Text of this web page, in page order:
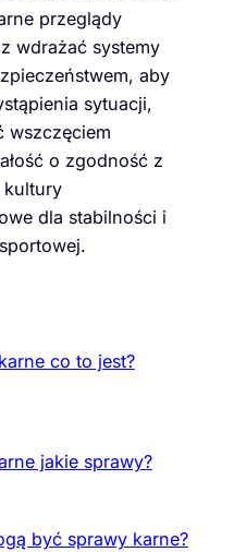
przeglądy
wdrażać systemy
aby
sytuacji,
wszczęciem
o zgodność z
kultury
dla stabilności i
co to jest?
jakie sprawy?
być sprawy karne?